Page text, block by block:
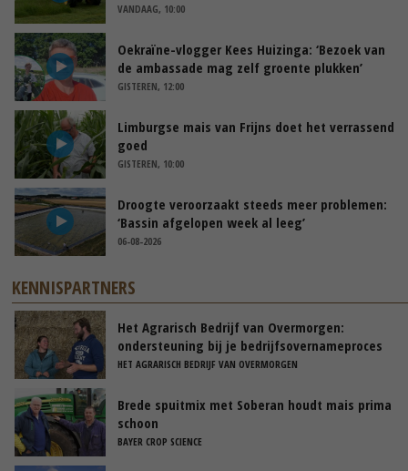
VANDAAG, 10:00
Oekraïne-vlogger Kees Huizinga: ‘Bezoek van
de ambassade mag zelf groente plukken’
GISTEREN, 12:00
Limburgse mais van Frijns doet het verrassend
goed
GISTEREN, 10:00
Droogte veroorzaakt steeds meer problemen:
‘Bassin afgelopen week al leeg’
06-08-2026
KENNISPARTNERS
Het Agrarisch Bedrijf van Overmorgen:
ondersteuning bij je bedrijfsovernameproces
HET AGRARISCH BEDRIJF VAN OVERMORGEN
Brede spuitmix met Soberan houdt mais prima
schoon
BAYER CROP SCIENCE